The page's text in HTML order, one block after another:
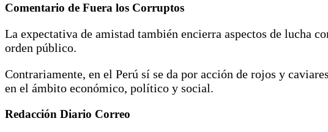
Comentario de Fuera los Corruptos
La expectativa de amistad también encierra aspectos de lucha
orden público.
Contrariamente, en el Perú sí se da por acción de rojos y
en el ámbito económico, político y social.
Redacción Diario Correo